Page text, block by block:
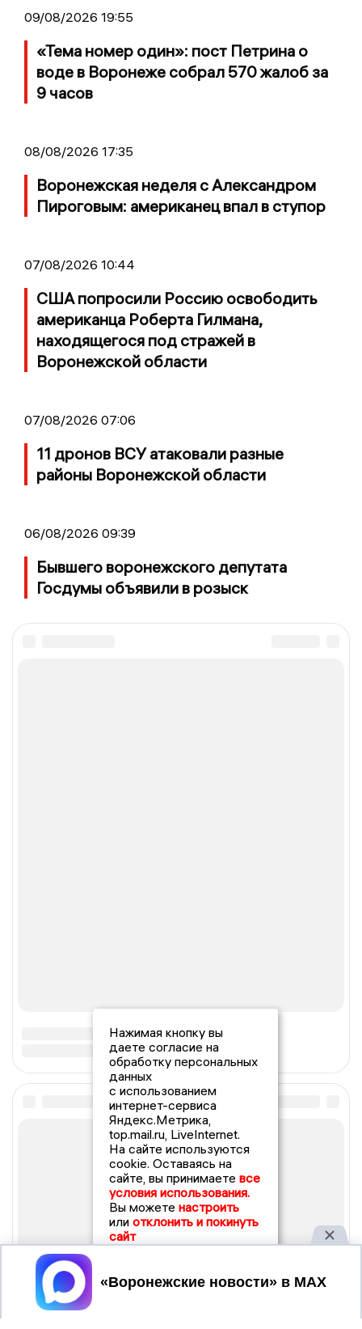
09/08/2026 19:55
«Тема номер один»: пост Петрина о
воде в Воронеже собрал 570 жалоб за
9 часов
08/08/2026 17:35
Воронежская неделя с Александром
Пироговым: американец впал в ступор
07/08/2026 10:44
США попросили Россию освободить
американца Роберта Гилмана,
находящегося под стражей в
Воронежской области
07/08/2026 07:06
11 дронов ВСУ атаковали разные
районы Воронежской области
06/08/2026 09:39
Бывшего воронежского депутата
Госдумы объявили в розыск
Нажимая кнопку вы
даете согласие на
обработку персональных
данных
с использованием
интернет-сервиса
Яндекс.Метрика,
top.mail.ru, LiveInternet.
На сайте используются
cookie. Оставаясь на
сайте, вы принимаете все
условия использования.
Вы можете настроить
или отклонить и покинуть
сайт
Принять